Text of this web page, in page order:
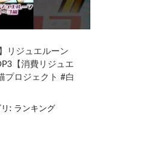
リジュエルーン
【消費リジュエ
プロジェクト #白
: ランキング